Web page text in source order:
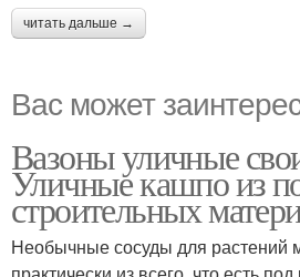
читать дальше →
Вас может
Вазоны уличные
Уличные кашпо из
строительных
Необычные сосуды для растений